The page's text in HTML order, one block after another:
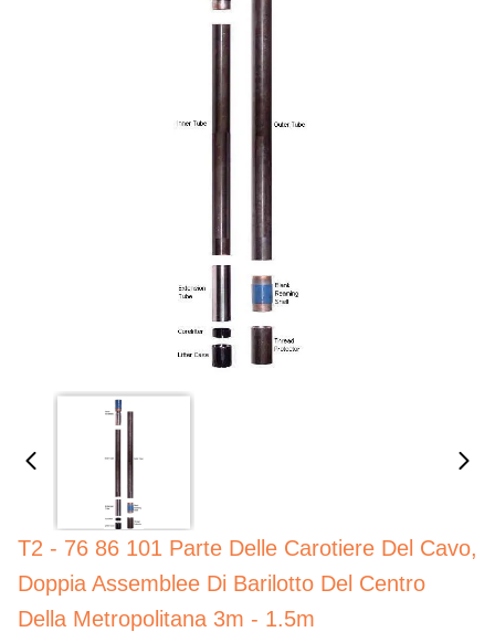
T2 - 76 86 101 Parte Delle Carotiere Del Cavo,
Doppia Assemblee Di Barilotto Del Centro
Della Metropolitana 3m - 1.5m